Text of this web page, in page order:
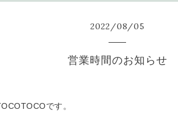
2022/08/05
営業時間のお知らせ
です。